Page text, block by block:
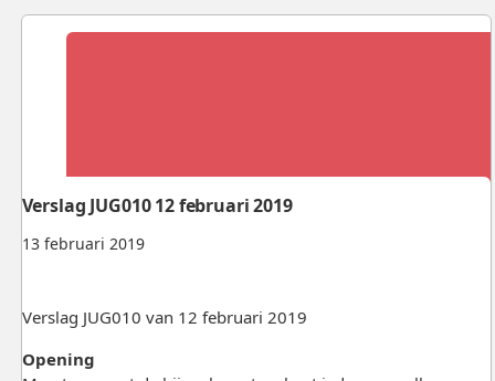
13 februari 2019
Verslag JUG010 12 februari 2019
Verslag JUG010 van 12 februari 2019
Opening